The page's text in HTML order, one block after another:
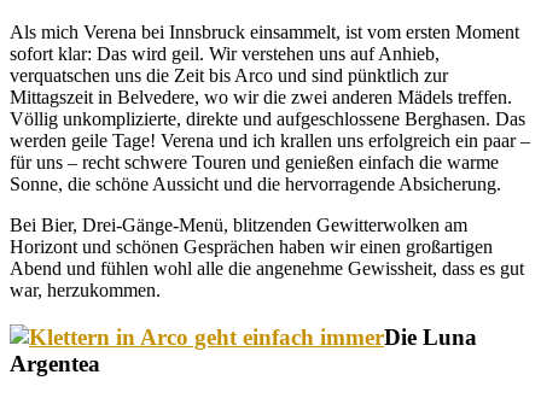
Als mich Verena bei Innsbruck einsammelt, ist vom ersten Moment
sofort klar: Das wird geil. Wir verstehen uns auf Anhieb,
verquatschen uns die Zeit bis Arco und sind pünktlich zur
Mittagszeit in Belvedere, wo wir die zwei anderen Mädels treffen.
Völlig unkomplizierte, direkte und aufgeschlossene Berghasen. Das
werden geile Tage! Verena und ich krallen uns erfolgreich ein paar –
für uns – recht schwere Touren und genießen einfach die warme
Sonne, die schöne Aussicht und die hervorragende Absicherung.
Bei Bier, Drei-Gänge-Menü, blitzenden Gewitterwolken am
Horizont und schönen Gesprächen haben wir einen großartigen
Abend und fühlen wohl alle die angenehme Gewissheit, dass es gut
war, herzukommen.
Die Luna
Argentea